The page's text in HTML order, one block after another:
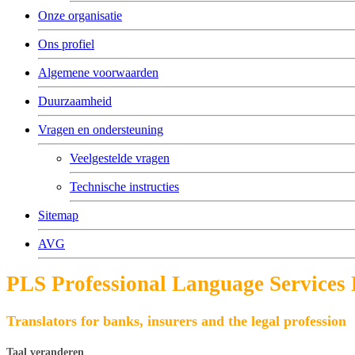
Onze organisatie
Ons profiel
Algemene voorwaarden
Duurzaamheid
Vragen en ondersteuning
Veelgestelde vragen
Technische instructies
Sitemap
AVG
PLS Professional Language Services
Translators for banks, insurers and the legal profession
Taal veranderen